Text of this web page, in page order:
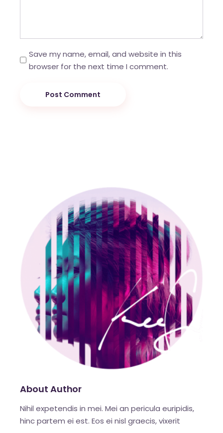
Save my name, email, and website in this
browser for the next time I comment.
Post Comment
About Author
Nihil expetendis in mei. Mei an pericula euripidis,
hinc partem ei est. Eos ei nisl graecis, vixerit